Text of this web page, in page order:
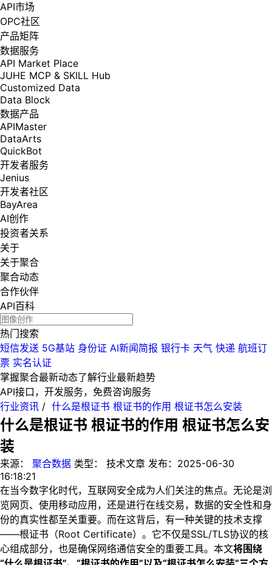
API市场
OPC社区
产品矩阵
数据服务
API Market Place
JUHE MCP & SKILL Hub
Customized Data
Data Block
数据产品
APIMaster
DataArts
QuickBot
开发者服务
Jenius
开发者社区
BayArea
AI创作
投资者关系
关于
关于聚合
聚合动态
合作伙伴
API百科
热门搜索
短信发送 5G基站 身份证 AI新闻简报 银行卡 天气 快递 航班订
票 实名认证
掌握聚合最新动态了解行业最新趋势
API接口，开发服务，免费咨询服务
行业资讯 / 什么是根证书 根证书的作用 根证书怎么安装
什么是根证书 根证书的作用 根证书怎么安
装
来源： 聚合数据 类型： 技术文章 发布： 2025-06-30
16:18:21
在当今数字化时代，互联网安全成为人们关注的焦点。无论是浏
览网页、使用移动应用，还是进行在线交易，数据的安全性和身
份的真实性都至关重要。而在这背后，有一种关键的技术支撑
——根证书（Root Certificate）。它不仅是SSL/TLS协议的核
心组成部分，也是确保网络通信安全的重要工具。本文将围绕